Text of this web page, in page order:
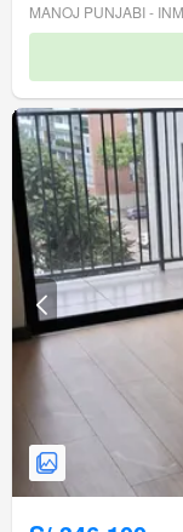
MANOJ PUNJABI -